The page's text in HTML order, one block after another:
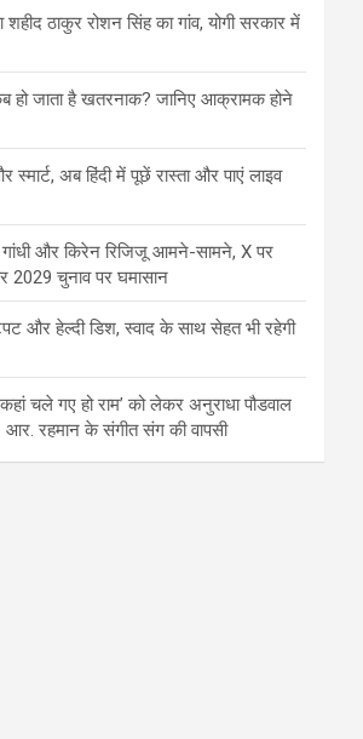
शहीद ठाकुर रोशन सिंह का गांव, योगी सरकार में
हो जाता है खतरनाक? जानिए आक्रामक होने
अब हिंदी में पूछें रास्ता और पाएं लाइव
गांधी और किरेन रिजिजू आमने-सामने, X पर
2029 चुनाव पर घमासान
और हेल्दी डिश, स्वाद के साथ सेहत भी रहेगी
चले गए हो राम’ को लेकर अनुराधा पौडवाल
आर. रहमान के संगीत संग की वापसी